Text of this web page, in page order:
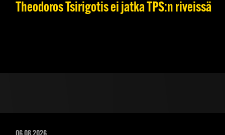
Theodoros Tsirigotis ei jatka TPS:n riveissä